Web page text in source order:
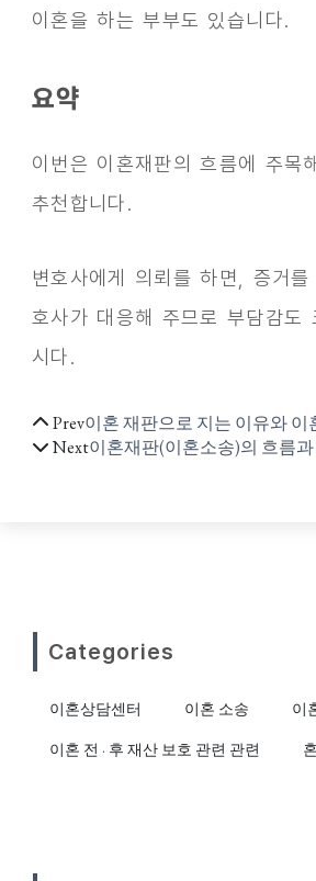
이혼을 하는 부부도 있습니다.
요약
이번은 이혼재판의 흐름에 주
추천합니다.
변호사에게 의뢰를 하면, 증거
호사가 대응해 주므로 부담감
시다.
Prev이혼 재판으로 지는 이유와 이
Next이혼재판(이혼소송)의 흐름
Categories
이혼상담센터 이혼 소송 이
이혼 전 · 후 재산 보호 관련 관련